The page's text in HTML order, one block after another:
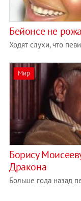
Бейонсе не
Ходят слухи, что
Мир
Борису
Дракона
Больше года назад